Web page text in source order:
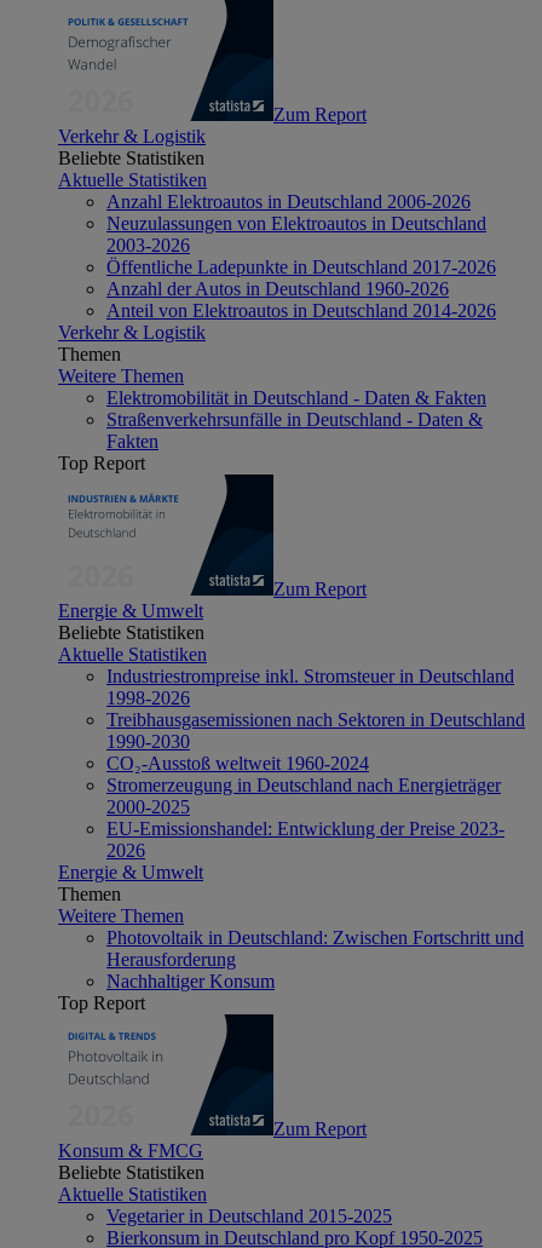
Zum Report
Verkehr & Logistik
Beliebte Statistiken
Aktuelle Statistiken
Anzahl Elektroautos in Deutschland 2006-2026
Neuzulassungen von Elektroautos in Deutschland
2003-2026
Öffentliche Ladepunkte in Deutschland 2017-2026
Anzahl der Autos in Deutschland 1960-2026
Anteil von Elektroautos in Deutschland 2014-2026
Verkehr & Logistik
Themen
Weitere Themen
Elektromobilität in Deutschland - Daten & Fakten
Straßenverkehrsunfälle in Deutschland - Daten &
Fakten
Top Report
Zum Report
Energie & Umwelt
Beliebte Statistiken
Aktuelle Statistiken
Industriestrompreise inkl. Stromsteuer in Deutschland
1998-2026
Treibhausgasemissionen nach Sektoren in Deutschland
1990-2030
CO₂-Ausstoß weltweit 1960-2024
Stromerzeugung in Deutschland nach Energieträger
2000-2025
EU-Emissionshandel: Entwicklung der Preise 2023-
2026
Energie & Umwelt
Themen
Weitere Themen
Photovoltaik in Deutschland: Zwischen Fortschritt und
Herausforderung
Nachhaltiger Konsum
Top Report
Zum Report
Konsum & FMCG
Beliebte Statistiken
Aktuelle Statistiken
Vegetarier in Deutschland 2015-2025
Bierkonsum in Deutschland pro Kopf 1950-2025